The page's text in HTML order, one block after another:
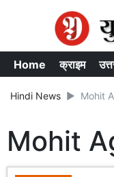
Home क्राइम
Hindi News Mohit
Mohit